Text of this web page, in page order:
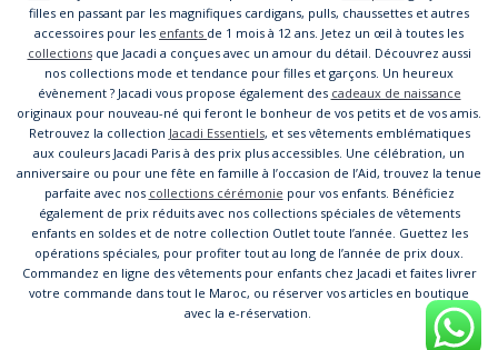
filles en passant par les magnifiques cardigans, pulls, chaussettes et autres
accessoires pour les enfants de 1 mois à 12 ans. Jetez un œil à toutes les
collectionsque Jacadi a conçues avec un amour du détail. Découvrez aussi
nos collections mode et tendance pour filles et garçons. Un heureux
évènement ? Jacadi vous propose également des cadeaux de naissance
originaux pour nouveau-né qui feront le bonheur de vos petits et de vos amis.
Retrouvez la collection Jacadi Essentiels, et ses vêtements emblématiques
aux couleurs Jacadi Paris à des prix plus accessibles. Une célébration, un
anniversaire ou pour une fête en famille à l’occasion de l’Aid, trouvez la tenue
parfaite avec nos collections cérémonie pour vos enfants. Bénéficiez
également de prix réduits avec nos collections spéciales de vêtements
enfants en soldes et de notre collection Outlet toute l’année. Guettez les
opérations spéciales, pour profiter tout au long de l’année de prix doux.
Commandez en ligne des vêtements pour enfants chez Jacadi et faites livrer
votre commande dans tout le Maroc, ou réserver vos articles en boutique
avec la e-réservation.